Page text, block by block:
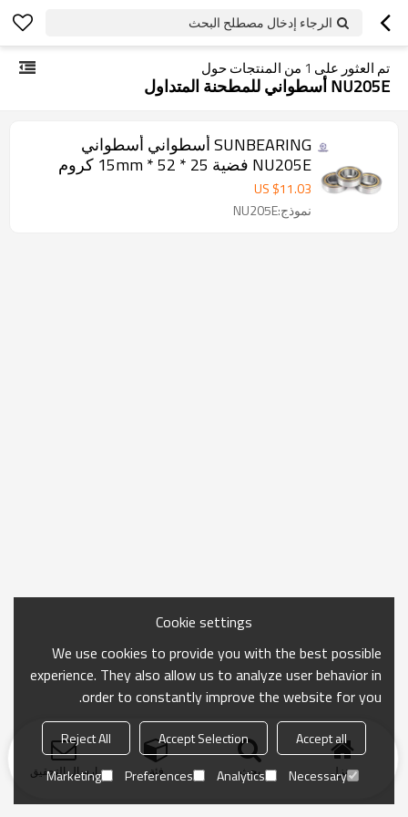
الرجاء إدخال مصطلح البحث
تم العثور على 1 من المنتجات حول
NU205E أسطواني للمطحنة المتداول
SUNBEARING أسطواني أسطواني
NU205E فضية 25 * 52 * 15mm كروم
فولاذ GCR15US $11.03
نموذج:NU205E
منزل بحث فئة ارسال التحقيق
Cookie settings
We use cookies to provide you with the best possible
experience. They also allow us to analyze user behavior in
order to constantly improve the website for you.
Accept all
Accept Selection
Reject All
Necessary
Analytics
Preferences
Marketing